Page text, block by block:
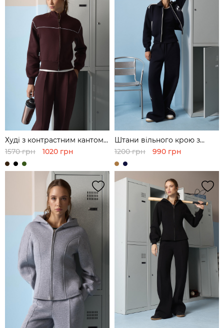
Худі з контрастним кантом з
футера
1570 грн 1020 грн
Штани вільного крою з
футера
1200 грн 990 грн